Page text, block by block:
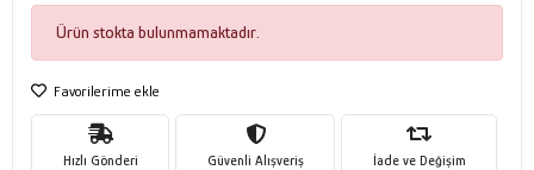
Ürün stokta bulunmamaktadır.
Favorilerime ekle
Hızlı Gönderi Güvenli Alışveriş İade ve Değişim